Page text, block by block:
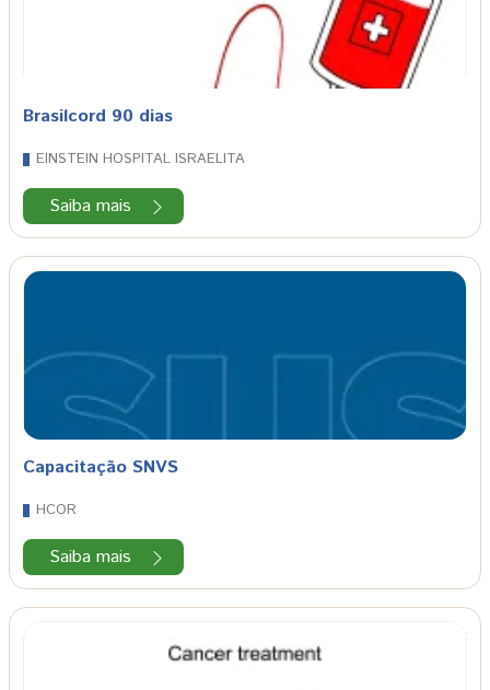
Brasilcord 90 dias
EINSTEIN HOSPITAL ISRAELITA
Saiba mais
Capacitação SNVS
HCOR
Saiba mais